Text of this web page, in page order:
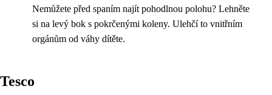
Nemůžete před spaním najít pohodlnou polohu? Lehněte
si na levý bok s pokrčenými koleny. Ulehčí to vnitřním
orgánům od váhy dítěte.
Tesco